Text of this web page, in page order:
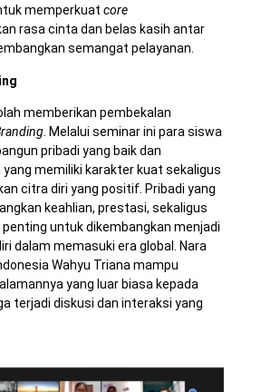
memperkuat core
rasa cinta dan belas kasih antar
semangat pelayanan.
memberikan pembekalan
. Melalui seminar ini para siswa
pribadi yang baik dan
yang memiliki karakter kuat sekaligus
citra diri yang positif. Pribadi yang
keahlian, prestasi, sekaligus
penting untuk dikembangkan menjadi
dalam memasuki era global. Nara
Wahyu Triana mampu
yang luar biasa kepada
terjadi diskusi dan interaksi yang